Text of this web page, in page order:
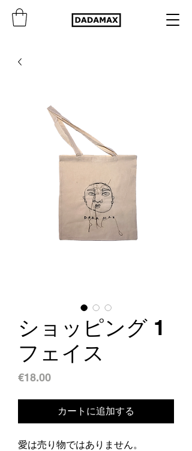
ショッピング 1
フェイス
€18.00価
カートに追加する
愛は売り物ではありません。